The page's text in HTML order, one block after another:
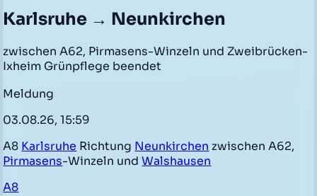
Karlsruhe → Neunkirchen
zwischen A62, Pirmasens-Winzeln und Zweibrücken-
Ixheim Grünpflege beendet
Meldung
03.08.26, 15:59
A8 Karlsruhe Richtung Neunkirchen zwischen A62,
Pirmasens-Winzeln undWalshausen
A8